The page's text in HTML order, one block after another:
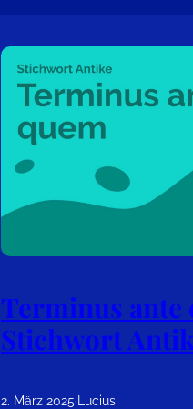
Terminus ante
Stichwort
2. März 2025·Lucius